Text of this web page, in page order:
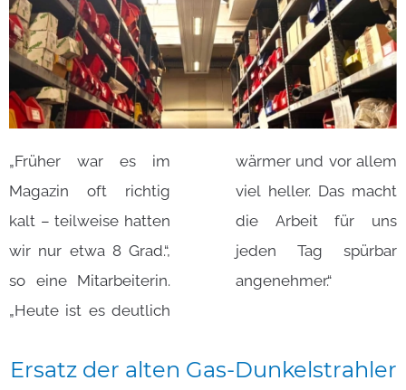
„Früher war es im
Magazin oft richtig
kalt – teilweise hatten
wir nur etwa 8 Grad.“,
so eine Mitarbeiterin.
„Heute ist es deutlich
wärmer und vor allem
viel heller. Das macht
die Arbeit für uns
jeden Tag spürbar
angenehmer.“
Ersatz der alten Gas-Dunkelstrahler